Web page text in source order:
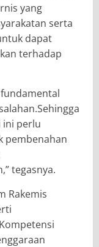
yang
serta
dapat
terhadap
ini perlu
pembenahan
tegasnya.
Rakemis